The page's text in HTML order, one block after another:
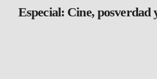
Especial: Cine, posverdad